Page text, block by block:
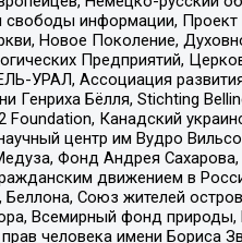
информации, Проект
Новое Поколение,
Предприятий,
УРАЛ, Ассоциация
Генриха Бёлля, Stichting
Foundation, Канадский
центр им Вудро
Фонд Андрея
движением в
Союз жителей
Всемирный фонд
человека имени Бориса